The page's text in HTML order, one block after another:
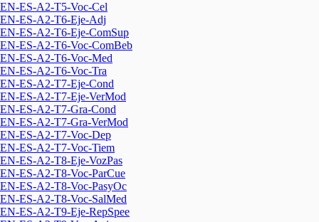
EN-ES-A2-T5-Voc-Cel
EN-ES-A2-T6-Eje-Adj
EN-ES-A2-T6-Eje-ComSup
EN-ES-A2-T6-Voc-ComBeb
EN-ES-A2-T6-Voc-Med
EN-ES-A2-T6-Voc-Tra
EN-ES-A2-T7-Eje-Cond
EN-ES-A2-T7-Eje-VerMod
EN-ES-A2-T7-Gra-Cond
EN-ES-A2-T7-Gra-VerMod
EN-ES-A2-T7-Voc-Dep
EN-ES-A2-T7-Voc-Tiem
EN-ES-A2-T8-Eje-VozPas
EN-ES-A2-T8-Voc-ParCue
EN-ES-A2-T8-Voc-PasyOc
EN-ES-A2-T8-Voc-SalMed
EN-ES-A2-T9-Eje-RepSpee